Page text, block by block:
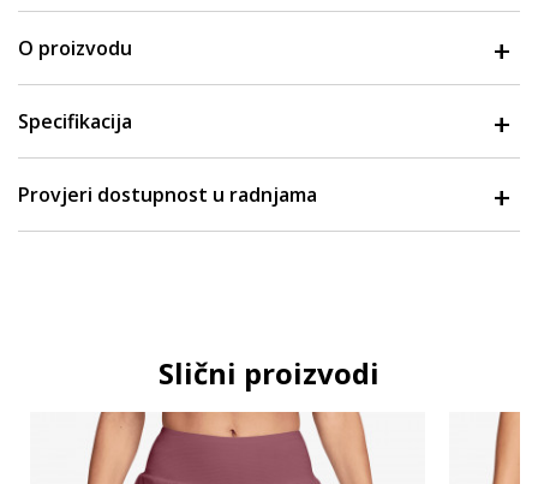
O proizvodu
Specifikacija
Provjeri dostupnost u radnjama
Slični proizvodi